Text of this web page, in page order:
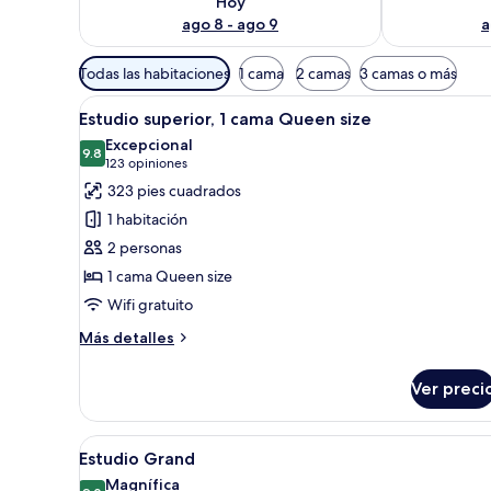
ago 8 - ago 9
Filtros
disponibles
para
las
habitaciones
Todas las habitaciones 1 cama 2 camas 3 camas o más
Abrir
todas
las
fotos
de
Estudio
superior,
1
cama
Queen
Un dormitorio moderno con
15
Estudio superior, 1 cama Queen size
9.89.8 de 10
Excepcional
123 opiniones
(123
opiniones)
323 pies cuadrados
1 habitación
2 personas
1 cama Queen size
Wifi gratuito
Más detalles
Más
superior,
cama
Queen
Ver
Abrir
todas
Una sala de estar moderna
17
Estudio Grand
Magnífica